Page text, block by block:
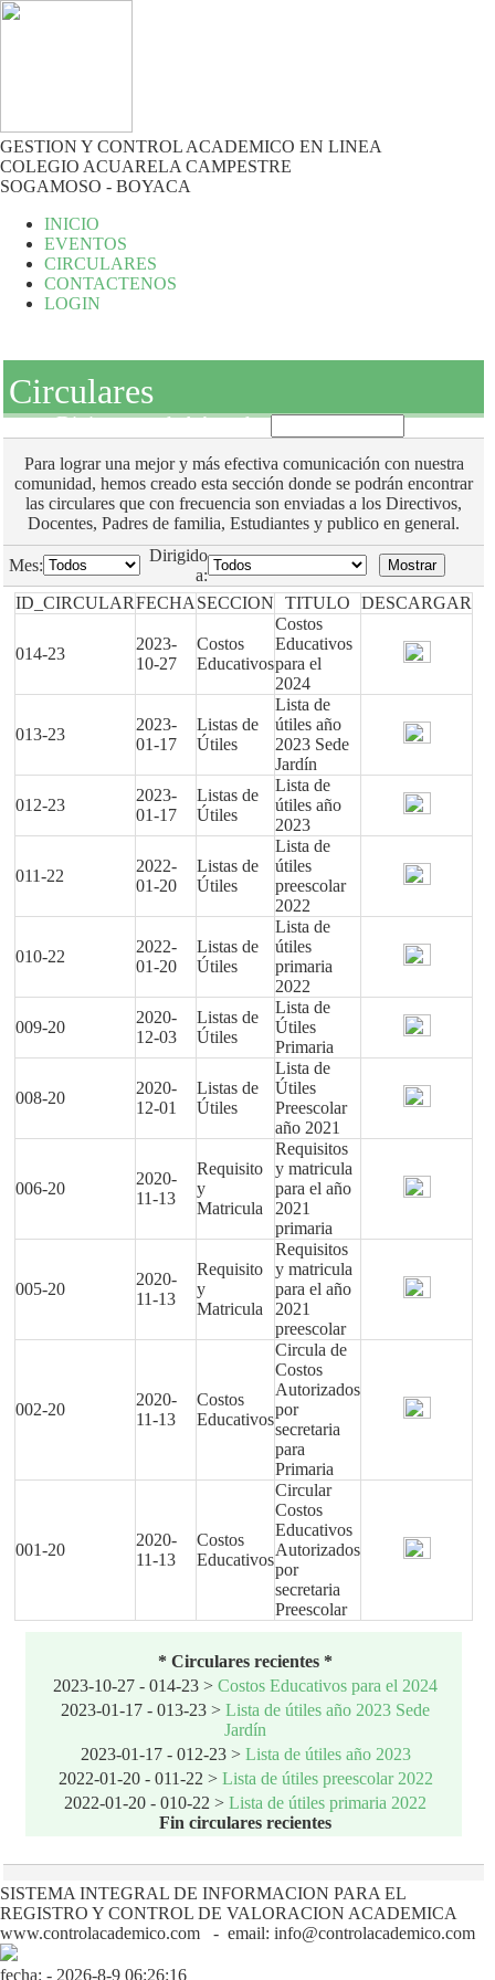
GESTION Y CONTROL ACADEMICO EN LINEA
COLEGIO ACUARELA CAMPESTRE
SOGAMOSO - BOYACA
INICIO
EVENTOS
CIRCULARES
CONTACTENOS
LOGIN
Circulares
Digite texto de búqueda:
Para lograr una mejor y más efectiva comunicación con nuestra
comunidad, hemos creado esta sección donde se podrán encontrar
las circulares que con frecuencia son enviadas a los Directivos,
Docentes, Padres de familia, Estudiantes y publico en general.
Mes:
Dirigido
a:
ID_CIRCULARFECHA SECCION TITULO DESCARGAR
014-23
2023-
10-27
Costos
Educativos
Costos
Educativos
para el
2024
013-23
2023-
01-17
Listas de
Útiles
Lista de
útiles año
2023 Sede
Jardín
012-23
2023-
01-17
Listas de
Útiles
Lista de
útiles año
2023
011-22
2022-
01-20
Listas de
Útiles
Lista de
útiles
preescolar
2022
010-22
2022-
01-20
Listas de
Útiles
Lista de
útiles
primaria
2022
009-20
2020-
12-03
Listas de
Útiles
Lista de
Útiles
Primaria
008-20
2020-
12-01
Listas de
Útiles
Lista de
Útiles
Preescolar
año 2021
006-20
2020-
11-13
Requisito
y
Matricula
Requisitos
y matricula
para el año
2021
primaria
005-20
2020-
11-13
Requisito
y
Matricula
Requisitos
y matricula
para el año
2021
preescolar
002-20
2020-
11-13
Costos
Educativos
Circula de
Costos
Autorizados
por
secretaria
para
Primaria
001-20
2020-
11-13
Costos
Educativos
Circular
Costos
Educativos
Autorizados
por
secretaria
Preescolar
* Circulares recientes *
2023-10-27 - 014-23 > Costos Educativos para el 2024
2023-01-17 - 013-23 > Lista de útiles año 2023 Sede
Jardín
2023-01-17 - 012-23 > Lista de útiles año 2023
2022-01-20 - 011-22 > Lista de útiles preescolar 2022
2022-01-20 - 010-22 > Lista de útiles primaria 2022
Fin circulares recientes
SISTEMA INTEGRAL DE INFORMACION PARA EL
REGISTRO Y CONTROL DE VALORACION ACADEMICA
www.controlacademico.com - email: info@controlacademico.com
fecha: - 2026-8-9 06:26:16